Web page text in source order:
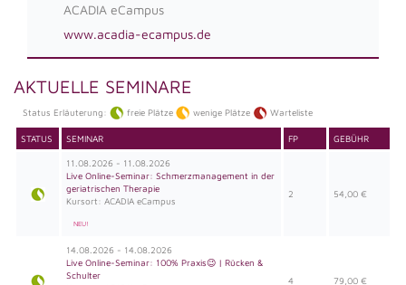
ACADIA eCampus
www.acadia-ecampus.de
AKTUELLE SEMINARE
Status Erläuterung: freie Plätze wenige Plätze Warteliste
STATUS SEMINAR FP GEBÜHR
11.08.2026 - 11.08.2026
Live Online-Seminar: Schmerzmanagement in der
geriatrischen Therapie
Kursort: ACADIA eCampus
NEU!
2 54,00 €
14.08.2026 - 14.08.2026
Live Online-Seminar: 100% Praxis😉 | Rücken &
Schulter
4 79,00 €